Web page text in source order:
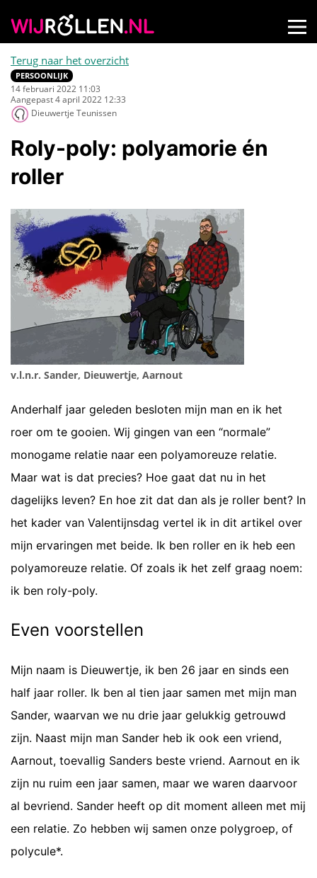
Terug naar het overzicht
PERSOONLIJK
14 februari 2022 11:03
Aangepast 4 april 2022 12:33
Dieuwertje Teunissen
Roly-poly: polyamorie én
roller
v.l.n.r. Sander, Dieuwertje, Aarnout
Anderhalf jaar geleden besloten mijn man en ik het
roer om te gooien. Wij gingen van een “normale”
monogame relatie naar een polyamoreuze relatie.
Maar wat is dat precies? Hoe gaat dat nu in het
dagelijks leven? En hoe zit dat dan als je roller bent? In
het kader van Valentijnsdag vertel ik in dit artikel over
mijn ervaringen met beide. Ik ben roller en ik heb een
polyamoreuze relatie. Of zoals ik het zelf graag noem:
ik ben roly-poly.
Even voorstellen
Mijn naam is Dieuwertje, ik ben 26 jaar en sinds een
half jaar roller. Ik ben al tien jaar samen met mijn man
Sander, waarvan we nu drie jaar gelukkig getrouwd
zijn. Naast mijn man Sander heb ik ook een vriend,
Aarnout, toevallig Sanders beste vriend. Aarnout en ik
zijn nu ruim een jaar samen, maar we waren daarvoor
al bevriend. Sander heeft op dit moment alleen met mij
een relatie. Zo hebben wij samen onze polygroep, of
polycule*.